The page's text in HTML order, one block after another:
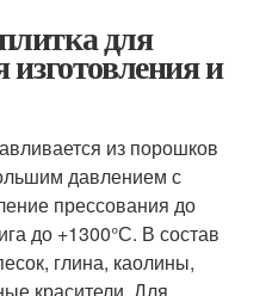
для
изготовления и
из порошков
давлением с
прессования до
до +1300°С. В состав
глина, каолины,